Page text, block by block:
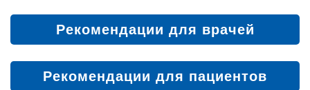
Рекомендации для врачей
Рекомендации для пациентов